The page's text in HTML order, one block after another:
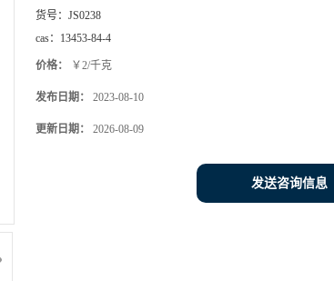
货号： JS0238
cas： 13453-84-4
价格： ￥2/千克
发布日期： 2023-08-10
更新日期： 2026-08-09
发送咨询信息